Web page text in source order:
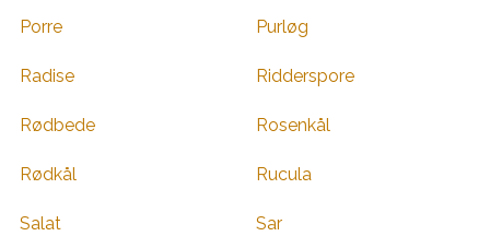
Porre Purløg
Radise Ridderspore
Rødbede Rosenkål
Rødkål Rucula
Salat Sar